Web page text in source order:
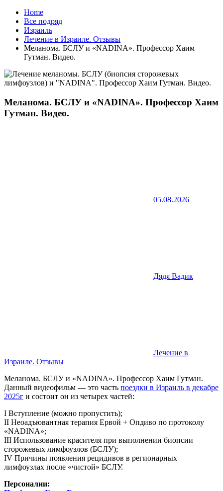
Home
Все подряд
Израиль
Лечение в Израиле. Отзывы
Меланома. БСЛУ и «NADINA». Профессор Хаим
Гутман. Видео.
Меланома. БСЛУ и «NADINA». Профессор Хаим
Гутман. Видео.
05.08.2026
Дядя Вадик
Лечение в
Израиле. Отзывы
Меланома. БСЛУ и «NADINA». Профессор Хаим Гутман.
Данный видеофильм — это часть поездки в Израиль в декабре
2025г и состоит он из четырех частей:
I Вступление (можно пропустить);
II Неоадъювантная терапия Ервой + Опдиво по протоколу
«NADINA»;
III Использование красителя при выполнении биопсии
сторожевых лимфоузлов (БСЛУ);
IV Причины появления рецидивов в регионарных
лимфоузлах после «чистой» БСЛУ.
Персоналии: